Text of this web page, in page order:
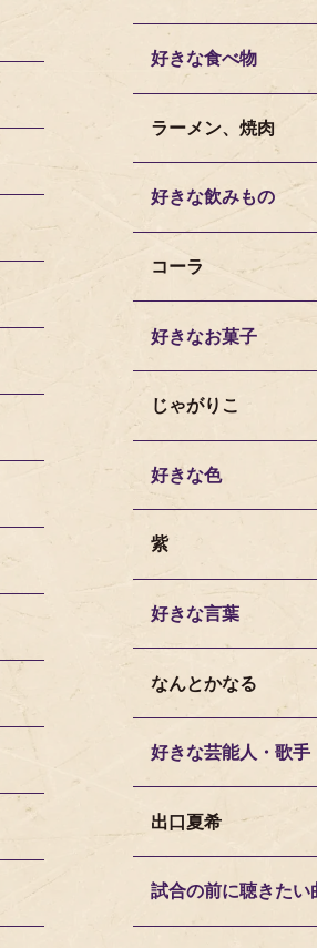
好きな食べ物
ラーメン、焼肉
好きな飲みもの
コーラ
好きなお菓子
じゃがりこ
好きな色
紫
好きな言葉
なんとかなる
好きな芸能人・歌手
出口夏希
試合の前に聴きたい